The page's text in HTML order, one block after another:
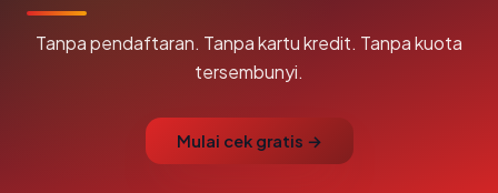
Tanpa pendaftaran. Tanpa kartu kredit. Tanpa kuota
tersembunyi.
Mulai cek gratis →